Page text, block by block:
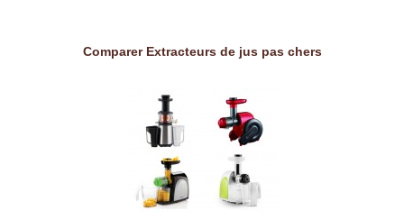
Comparer Extracteurs de jus pas chers